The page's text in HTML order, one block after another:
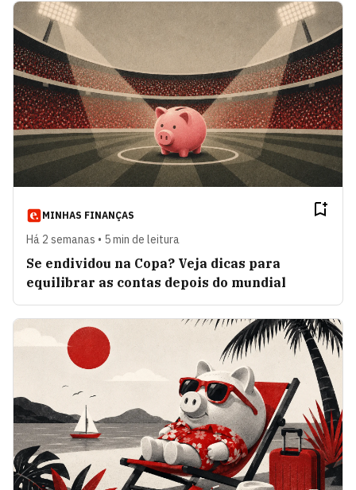
MINHAS FINANÇAS
Há 2 semanas • 5 min de leitura
Se endividou na Copa? Veja dicas para
equilibrar as contas depois do mundial